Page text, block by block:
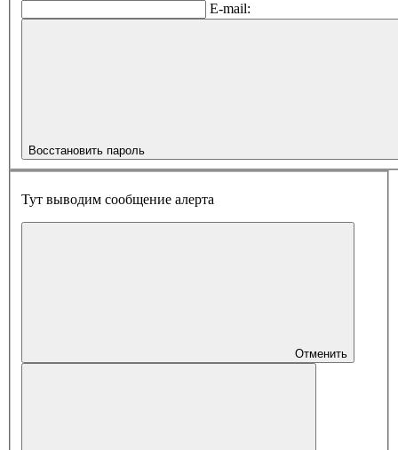
E-mail:
Восстановить пароль
Тут выводим сообщение алерта
Отменить